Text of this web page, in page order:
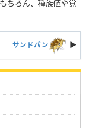
ちろん、種族値や覚
サンドパン ▶︎